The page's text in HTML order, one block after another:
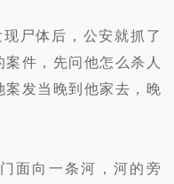
尸体后，公安就抓了
件，先问他怎么杀人
案发当晚到他家去，晚
面向一条河，河的旁